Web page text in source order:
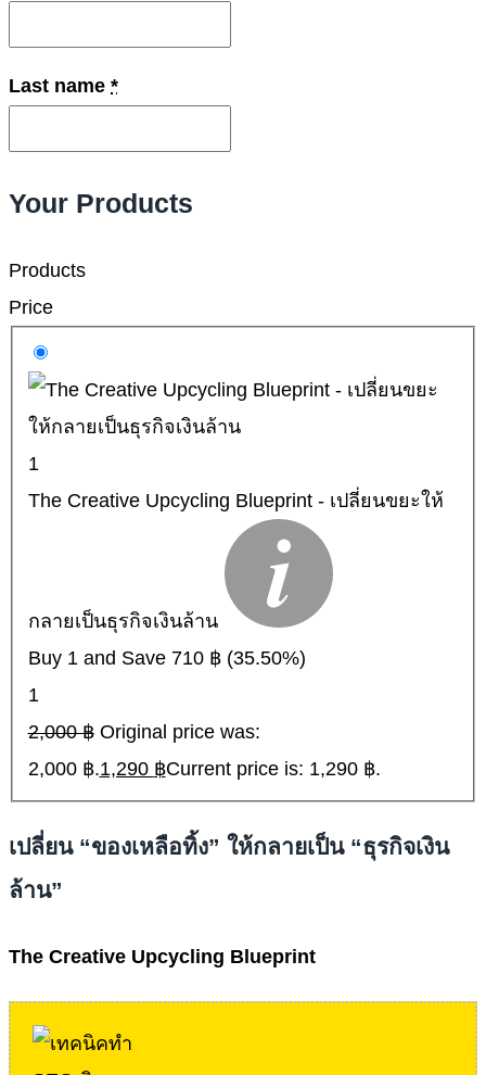
Last name *
Your Products
Products
Price
1
The Creative Upcycling Blueprint - เปลี่ยนขยะให้
กลายเป็นธุรกิจเงินล้าน
Buy 1 and Save 710 ฿(35.50%)
1
2,000฿ Original price was:
2,000 ฿.1,290 ฿Current price is: 1,290 ฿.
เปลี่ยน “ของเหลือทิ้ง” ให้กลายเป็น “ธุรกิจเงิน
ล้าน”
The Creative Upcycling Blueprint